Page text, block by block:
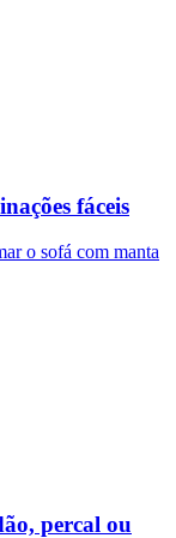
fáceis
o sofá com manta
percal ou